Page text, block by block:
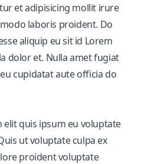
et adipisicing mollit irure
laboris proident. Do
aliquip eu sit id Lorem
dolor et. Nulla amet fugiat
cupidatat aute officia do
quis ipsum eu voluptate
ut voluptate culpa ex
proident voluptate